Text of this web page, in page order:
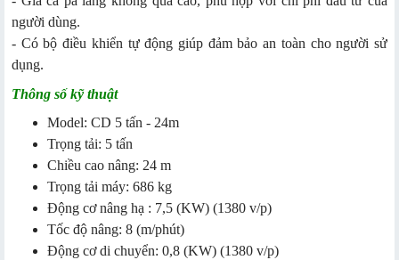
người dùng.
- Có bộ điều khiển tự động giúp đảm bảo an toàn cho người sử
dụng.
Thông số kỹ thuật
Model: CD 5 tấn - 24m
Trọng tải: 5 tấn
Chiều cao nâng: 24 m
Trọng tải máy: 686 kg
Động cơ nâng hạ : 7,5 (KW) (1380 v/p)
Tốc độ nâng: 8 (m/phút)
Động cơ di chuyển: 0,8 (KW) (1380 v/p)